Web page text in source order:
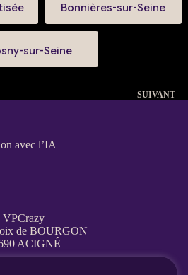
Bonnières-sur-Seine
sur-Seine
SUIVANT
avec l’IA
VPCrazy
de BOURGON
ACIGNÉ